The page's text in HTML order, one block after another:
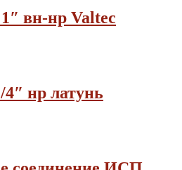
вн-нр Valtec
нр латунь